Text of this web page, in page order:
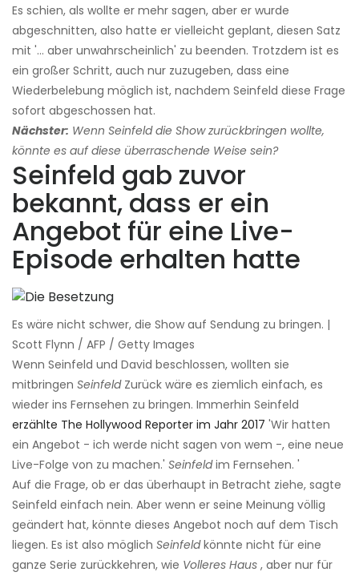
Es schien, als wollte er mehr sagen, aber er wurde
abgeschnitten, also hatte er vielleicht geplant, diesen Satz
mit '... aber unwahrscheinlich' zu beenden. Trotzdem ist es
ein großer Schritt, auch nur zuzugeben, dass eine
Wiederbelebung möglich ist, nachdem Seinfeld diese Frage
sofort abgeschossen hat.
Nächster: Wenn Seinfeld die Show zurückbringen wollte,
könnte es auf diese überraschende Weise sein?
Seinfeld gab zuvor
bekannt, dass er ein
Angebot für eine Live-
Episode erhalten hatte
Es wäre nicht schwer, die Show auf Sendung zu bringen. |
Scott Flynn / AFP / Getty Images
Wenn Seinfeld und David beschlossen, wollten sie
mitbringen SeinfeldZurück wäre es ziemlich einfach, es
wieder ins Fernsehen zu bringen. Immerhin Seinfeld
erzählte The Hollywood Reporter im Jahr 2017 'Wir hatten
ein Angebot - ich werde nicht sagen von wem -, eine neue
Live-Folge von zu machen.' Seinfeldim Fernsehen. '
Auf die Frage, ob er das überhaupt in Betracht ziehe, sagte
Seinfeld einfach nein. Aber wenn er seine Meinung völlig
geändert hat, könnte dieses Angebot noch auf dem Tisch
liegen. Es ist also möglich Seinfeldkönnte nicht für eine
ganze Serie zurückkehren, wie Volleres Haus , aber nur für